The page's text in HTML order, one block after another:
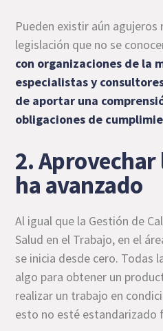
Pueden existir aún agujeros
legislación que no se
con organizaciones de la
especialistas y
de aportar una
obligaciones de
2. Aprovechar
ha avanzado
Al igual que la Gestión de
Salud en el Trabajo, en el
se inicia desde cero. Todas
algo para obtener un
realizar un trabajo en
esto no esté estandarizado